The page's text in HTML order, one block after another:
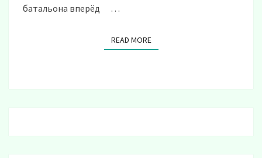
батальона вперёд …
READ MOREREAD MORE